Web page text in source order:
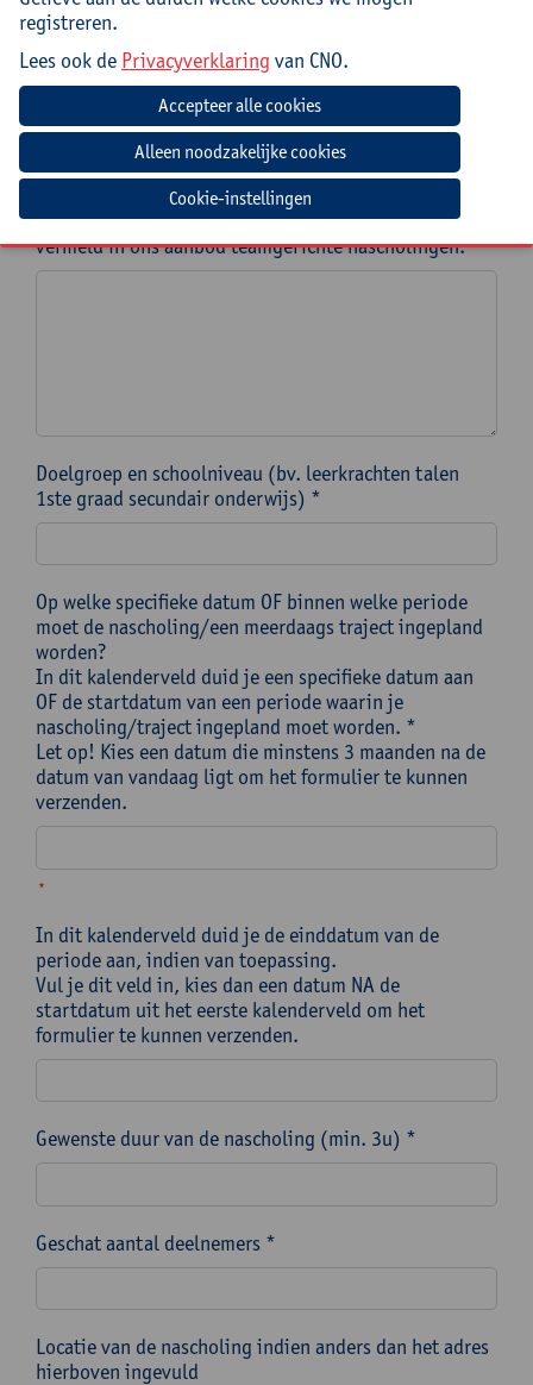
Telefoonnummer aanvrager/contactpersoon *
Welke nascholing(en) wens je als teamgerichte
nascholing aan te vragen? Noteer de titel(s) zoals
vermeld in ons aanbod teamgerichte nascholingen. *
Doelgroep en schoolniveau (bv. leerkrachten talen
1ste graad secundair onderwijs) *
Op welke specifieke datum OF binnen welke periode
moet de nascholing/een meerdaags traject ingepland
worden?
In dit kalenderveld duid je een specifieke datum aan
OF de startdatum van een periode waarin je
nascholing/traject ingepland moet worden. *
Let op! Kies een datum die minstens 3 maanden na de
datum van vandaag ligt om het formulier te kunnen
verzenden.
*
In dit kalenderveld duid je de einddatum van de
periode aan, indien van toepassing.
Vul je dit veld in, kies dan een datum NA de
startdatum uit het eerste kalenderveld om het
formulier te kunnen verzenden.
Gewenste duur van de nascholing (min. 3u) *
Geschat aantal deelnemers *
Locatie van de nascholing indien anders dan het adres
hierboven ingevuld
registreren.
Lees ook de Privacyverklaring van CNO.
Cookie-instellingen